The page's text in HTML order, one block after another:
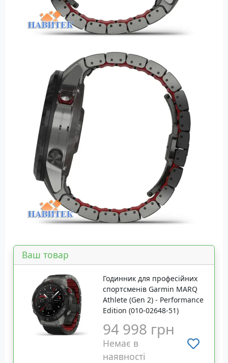
Ваш товар
Годинник для професійних
спортсменів Garmin MARQ
Athlete (Gen 2) - Performance
Edition (010-02648-51)
94 998 грн
Немає в
наявності